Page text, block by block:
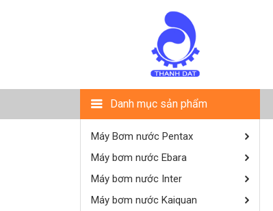
Danh mục sản phẩm
Máy Bơm nước Pentax
Máy bơm nước Ebara
Máy bơm nước Inter
Máy bơm nước Kaiquan